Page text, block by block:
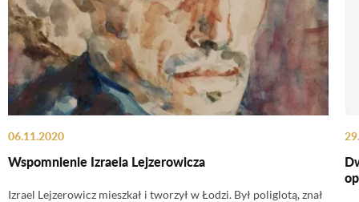
06.11.2020
Wspomnienie Izraela Lejzerowicza
Izrael Lejzerowicz mieszkał i tworzył w Łodzi. Był poliglotą, znał